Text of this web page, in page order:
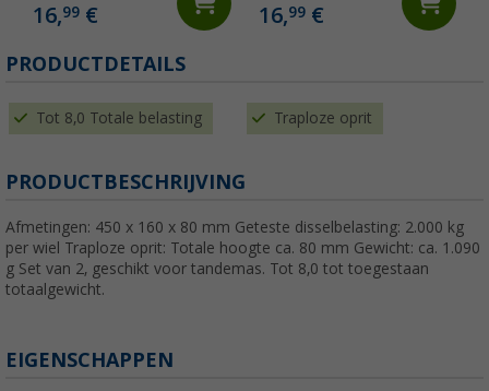
16,99 € 16,99€
PRODUCTDETAILS
Tot 8,0 Totale belasting Traploze oprit
PRODUCTBESCHRIJVING
Afmetingen: 450 x 160 x 80 mm Geteste disselbelasting: 2.000 kg
per wiel Traploze oprit: Totale hoogte ca. 80 mm Gewicht: ca. 1.090
g Set van 2, geschikt voor tandemas. Tot 8,0 tot toegestaan
totaalgewicht.
EIGENSCHAPPEN